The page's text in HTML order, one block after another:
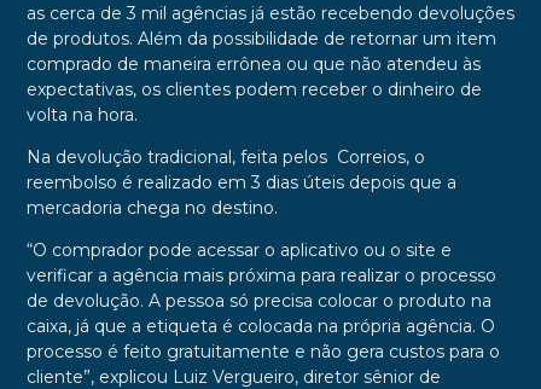
as cerca de 3 mil agências já estão recebendo devoluções
de produtos. Além da possibilidade de retornar um item
comprado de maneira errônea ou que não atendeu às
expectativas, os clientes podem receber o dinheiro de
volta na hora.
Na devolução tradicional, feita pelos Correios, o
reembolso é realizado em 3 dias úteis depois que a
mercadoria chega no destino.
“O comprador pode acessar o aplicativo ou o site e
verificar a agência mais próxima para realizar o processo
de devolução. A pessoa só precisa colocar o produto na
caixa, já que a etiqueta é colocada na própria agência. O
processo é feito gratuitamente e não gera custos para o
cliente”, explicou Luiz Vergueiro, diretor sênior de